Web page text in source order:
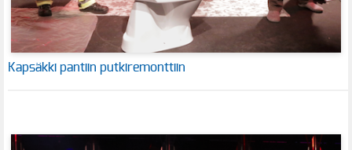
Kapsäkki pantiin putkiremonttiin